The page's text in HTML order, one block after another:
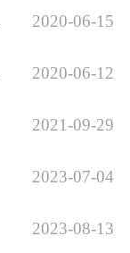
2020-06-15
2020-06-12
2021-09-29
2023-07-04
2023-08-13